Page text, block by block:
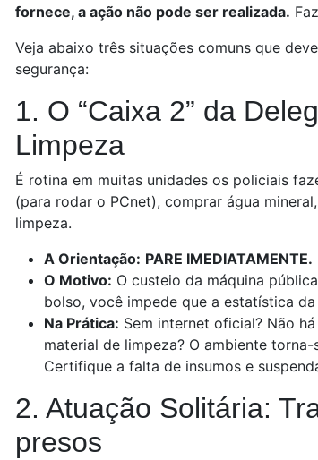
fornece, a ação não pode ser realizada.
Veja abaixo três situações comuns que
segurança:
1. O “Caixa 2” da
Limpeza
É rotina em muitas unidades os policiais
(para rodar o PCnet), comprar água
limpeza.
A Orientação: PARE IMEDIATAMENTE.
O Motivo: O custeio da máquina
bolso, você impede que a estatística
Na Prática: Sem internet oficial? Não
material de limpeza? O ambiente
Certifique a falta de insumos e
2. Atuação Solitária:
presos